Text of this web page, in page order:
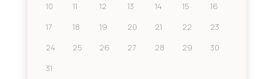
10
11 12 13 14 15
16
17
18 19 20 21 22
23
24
25 26 27 28 29
30
31